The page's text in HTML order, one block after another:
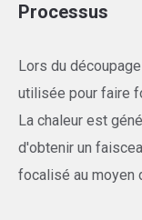
Processus
Lors du
utilisée pour faire
La chaleur est
d'obtenir un
focalisé au moyen